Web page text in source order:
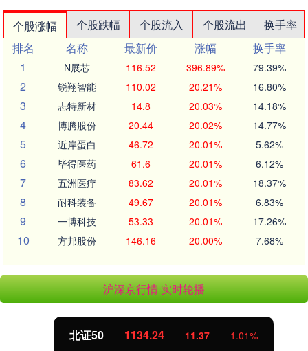
个股涨幅 个股跌幅 个股流入 个股流出
换手率
排名
名称 最新价 涨幅
换手率
1
N展芯 116.52 396.89% 79.39%
2 锐翔智能 110.02 20.21% 16.80%
3 志特新材 14.8 20.03% 14.18%
4 博腾股份 20.44 20.02% 14.77%
5 近岸蛋白 46.72 20.01% 5.62%
6 毕得医药 61.6 20.01% 6.12%
7 五洲医疗 83.62 20.01% 18.37%
8 耐科装备 49.67 20.01% 6.83%
9 一博科技 53.33 20.01% 17.26%
10 方邦股份 146.16 20.00% 7.68%
沪深京行情 实时轮播
北证50 1134.24 11.37 1.01%